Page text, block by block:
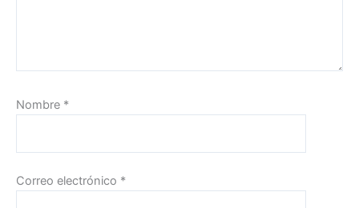
Nombre *
Correo electrónico *